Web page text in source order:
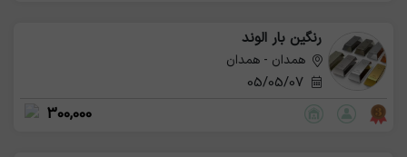
رنگین بار الوند
همدان - همدان
05/05/07
300,000